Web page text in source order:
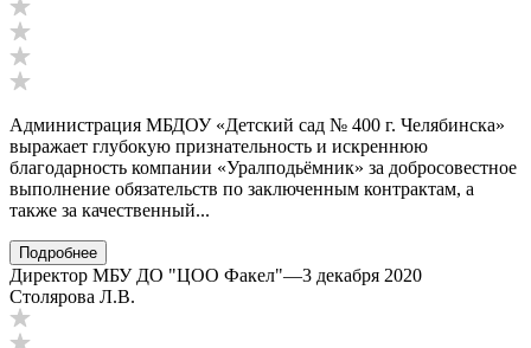
Администрация МБДОУ «Детский сад № 400 г. Челябинска»
выражает глубокую признательность и искреннюю
благодарность компании «Уралподьёмник» за добросовестное
выполнение обязательств по заключенным контрактам, а
также за качественный...
Подробнее
Директор МБУ ДО "ЦОО Факел"—3 декабря 2020
Столярова Л.В.